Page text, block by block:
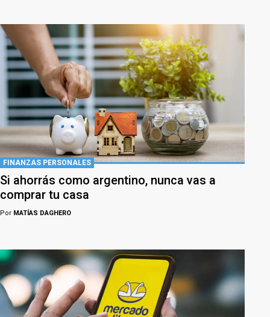
FINANZAS PERSONALES
Si ahorrás como argentino, nunca vas a
comprar tu casa
Por MATÍAS DAGHERO